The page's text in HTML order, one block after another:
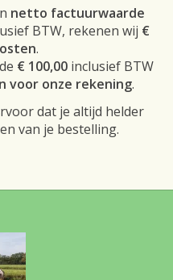
netto factuurwaarde
BTW, rekenen wij €
.
€ 100,00 inclusief BTW
voor onze rekening.
dat je altijd helder
van je bestelling.